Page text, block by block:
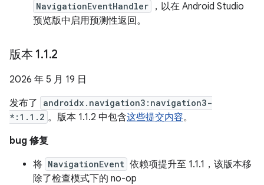
NavigationEventHandler
，以在 Android Studio
预览版中启用预测性返回。
版本 1.1.2
2026 年 5 月 19 日
发布了
androidx.navigation3:navigation3-
*:1.1.2 。版本 1.1.2 中包含这些提交内容。
bug 修复
将 NavigationEvent 依赖项提升至 1.1.1，该版本移
除了检查模式下的 no-op